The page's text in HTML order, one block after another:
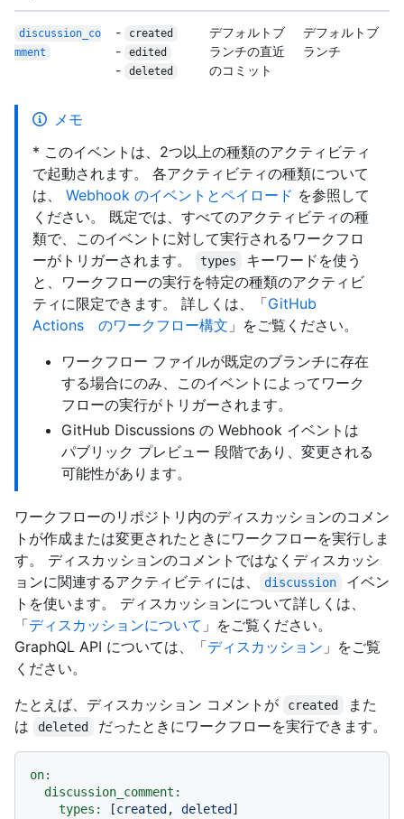
discussion_co
mment
- created
- edited
- deleted
デフォルトブ
ランチの直近
のコミット
デフォルトブ
ランチ
メモ
* このイベントは、2つ以上の種類のアクティビティ
で起動されます。 各アクティビティの種類について
は、 Webhook のイベントとペイロード を参照して
ください。 既定では、すべてのアクティビティの種
類で、このイベントに対して実行されるワークフロ
ーがトリガーされます。
types
キーワードを使う
と、ワークフローの実行を特定の種類のアクティビ
ティに限定できます。 詳しくは、「GitHub
Actions のワークフロー構文 」をご覧ください。
ワークフロー ファイルが既定のブランチに存在
する場合にのみ、このイベントによってワーク
フローの実行がトリガーされます。
GitHub Discussions の Webhook イベントは
パブリック プレビュー 段階であり、変更される
可能性があります。
ワークフローのリポジトリ内のディスカッションのコメン
トが作成または変更されたときにワークフローを実行しま
す。 ディスカッションのコメントではなくディスカッシ
ョンに関連するアクティビティには、
discussion
イベン
トを使います。 ディスカッションについて詳しくは、
「ディスカッションについて 」をご覧ください。
GraphQL API については、「ディスカッション 」をご覧
ください。
たとえば、ディスカッション コメントが
created
また
は
deleted だったときにワークフローを実行できます。
on:
discussion_comment:
types:
[created , deleted